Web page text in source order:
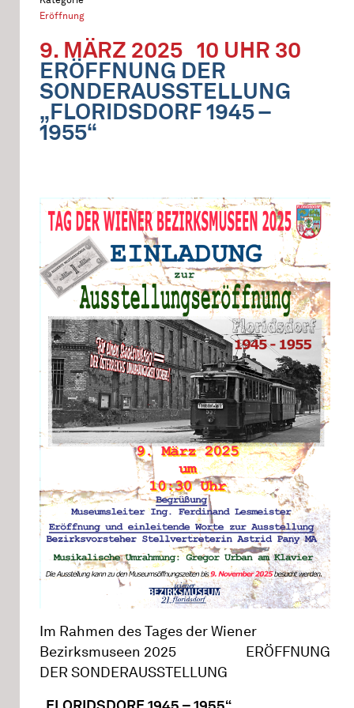
Eröffnung
9. MÄRZ 2025 10 UHR 30
ERÖFFNUNG DER
SONDERAUSSTELLUNG
„FLORIDSDORF 1945 –
1955“
Im Rahmen des Tages der Wiener
Bezirksmuseen 2025 ERÖFFNUNG
DER SONDERAUSSTELLUNG